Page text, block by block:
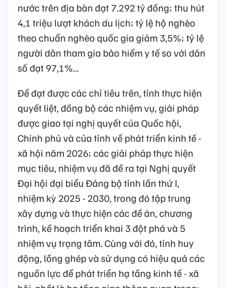
nước trên địa bàn đạt 7.292 tỷ đồng; thu hút
4,1 triệu lượt khách du lịch; tỷ lệ hộ nghèo
theo chuẩn nghèo quốc gia giảm 3,5%; tỷ lệ
người dân tham gia bảo hiểm y tế so với dân
số đạt 97,1%...
Để đạt được các chỉ tiêu trên, tỉnh thực hiện
quyết liệt, đồng bộ các nhiệm vụ, giải pháp
được giao tại nghị quyết của Quốc hội,
Chính phủ và của tỉnh về phát triển kinh tế -
xã hội năm 2026; các giải pháp thực hiện
mục tiêu, nhiệm vụ đã đề ra tại Nghị quyết
Đại hội đại biểu Đảng bộ tỉnh lần thứ I,
nhiệm kỳ 2025 - 2030, trong đó tập trung
xây dựng và thực hiện các đề án, chương
trình, kế hoạch triển khai 3 đột phá và 5
nhiệm vụ trọng tâm. Cùng với đó, tỉnh huy
động, lồng ghép và sử dụng có hiệu quả các
nguồn lực để phát triển hạ tầng kinh tế - xã